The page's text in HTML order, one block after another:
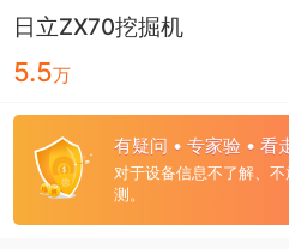
日立ZX70挖掘机
5.5万
有疑问 • 专家验 • 看
对于设备信息不了解、
测。